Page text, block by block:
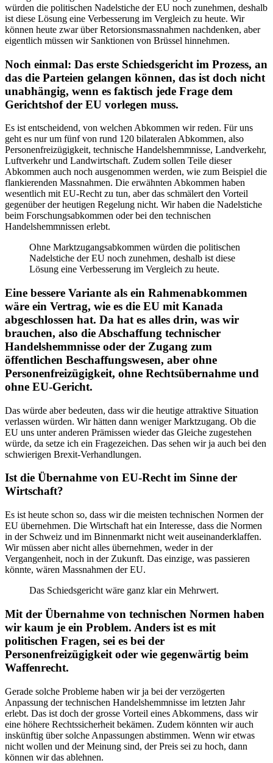
würden die politischen Nadelstiche der EU noch zunehmen, deshalb
ist diese Lösung eine Verbesserung im Vergleich zu heute. Wir
können heute zwar über Retorsionsmassnahmen nachdenken, aber
eigentlich müssen wir Sanktionen von Brüssel hinnehmen.
Noch einmal: Das erste Schiedsgericht im Prozess, an
das die Parteien gelangen können, das ist doch nicht
unabhängig, wenn es faktisch jede Frage dem
Gerichtshof der EU vorlegen muss.
Es ist entscheidend, von welchen Abkommen wir reden. Für uns
geht es nur um fünf von rund 120 bilateralen Abkommen, also
Personenfreizügigkeit, technische Handelshemmnisse, Landverkehr,
Luftverkehr und Landwirtschaft. Zudem sollen Teile dieser
Abkommen auch noch ausgenommen werden, wie zum Beispiel die
flankierenden Massnahmen. Die erwähnten Abkommen haben
wesentlich mit EU-Recht zu tun, aber das schmälert den Vorteil
gegenüber der heutigen Regelung nicht. Wir haben die Nadelstiche
beim Forschungsabkommen oder bei den technischen
Handelshemmnissen erlebt.
Ohne Marktzugangsabkommen würden die politischen
Nadelstiche der EU noch zunehmen, deshalb ist diese
Lösung eine Verbesserung im Vergleich zu heute.
Eine bessere Variante als ein Rahmenabkommen
wäre ein Vertrag, wie es die EU mit Kanada
abgeschlossen hat. Da hat es alles drin, was wir
brauchen, also die Abschaffung technischer
Handelshemmnisse oder der Zugang zum
öffentlichen Beschaffungswesen, aber ohne
Personenfreizügigkeit, ohne Rechtsübernahme und
ohne EU-Gericht.
Das würde aber bedeuten, dass wir die heutige attraktive Situation
verlassen würden. Wir hätten dann weniger Marktzugang. Ob die
EU uns unter anderen Prämissen wieder das Gleiche zugestehen
würde, da setze ich ein Fragezeichen. Das sehen wir ja auch bei den
schwierigen Brexit-Verhandlungen.
Ist die Übernahme von EU-Recht im Sinne der
Wirtschaft?
Es ist heute schon so, dass wir die meisten technischen Normen der
EU übernehmen. Die Wirtschaft hat ein Interesse, dass die Normen
in der Schweiz und im Binnenmarkt nicht weit auseinanderklaffen.
Wir müssen aber nicht alles übernehmen, weder in der
Vergangenheit, noch in der Zukunft. Das einzige, was passieren
könnte, wären Massnahmen der EU.
Das Schiedsgericht wäre ganz klar ein Mehrwert.
Mit der Übernahme von technischen Normen haben
wir kaum je ein Problem. Anders ist es mit
politischen Fragen, sei es bei der
Personenfreizügigkeit oder wie gegenwärtig beim
Waffenrecht.
Gerade solche Probleme haben wir ja bei der verzögerten
Anpassung der technischen Handelshemmnisse im letzten Jahr
erlebt. Das ist doch der grosse Vorteil eines Abkommens, dass wir
eine höhere Rechtssicherheit bekämen. Zudem könnten wir auch
inskünftig über solche Anpassungen abstimmen. Wenn wir etwas
nicht wollen und der Meinung sind, der Preis sei zu hoch, dann
können wir das ablehnen.